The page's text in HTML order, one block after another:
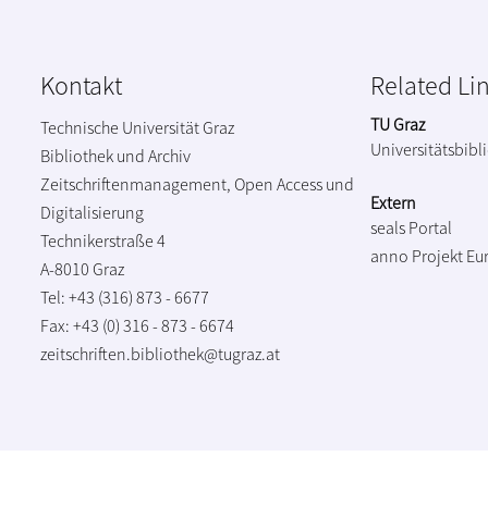
Kontakt
Technische Universität Graz
Bibliothek und Archiv
Zeitschriftenmanagement, Open Access und
Digitalisierung
Technikerstraße 4
A-8010 Graz
Tel: +43 (316) 873 - 6677
Fax: +43 (0) 316 - 873 - 6674
zeitschriften.bibliothek@tugraz.at
Related
TU Graz
Extern
seals Portal
anno Projekt